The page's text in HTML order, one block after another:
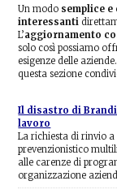
Un modo semplice e
interessanti
L’aggiornamento
solo così possiamo
esigenze delle aziende.
questa sezione
Il disastro di
lavoro
La richiesta di rinvio
prevenzionistico
alle carenze di
organizzazione